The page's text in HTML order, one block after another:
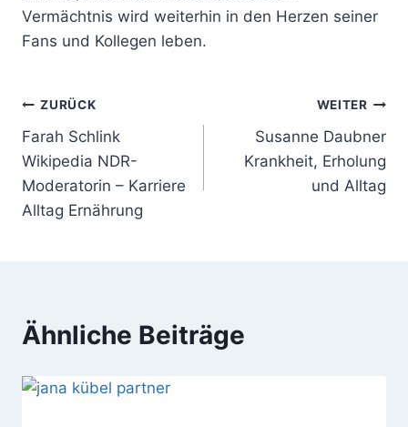
Vermächtnis wird weiterhin in den Herzen seiner
Fans und Kollegen leben.
Beitragsnavigation
ZURÜCK
Farah Schlink
Wikipedia NDR-
Moderatorin – Karriere
Alltag Ernährung
WEITER
Susanne Daubner
Krankheit, Erholung
und Alltag
Ähnliche Beiträge